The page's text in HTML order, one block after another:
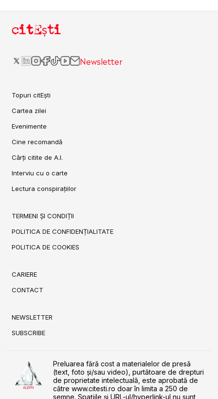
citEști
Newsletter
Topuri citEști
Cartea zilei
Evenimente
Cine recomandă
Cărți citite de A.I.
Interviu cu o carte
Lectura conspirațiilor
TERMENI ȘI CONDIȚII
POLITICA DE CONFIDENȚIALITATE
POLITICA DE COOKIES
CARIERE
CONTACT
NEWSLETTER
SUBSCRIBE
Preluarea fără cost a materialelor de presă
(text, foto și/sau video), purtătoare de drepturi
de proprietate intelectuală, este aprobată de
către www.citesti.ro doar în limita a 250 de
semne. Spaţiile şi URL-ul/hyperlink-ul nu sunt